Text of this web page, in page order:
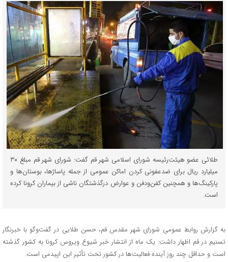
طلائی عضو هیئت‌رئیسه شورای اسلامی شهر قم گفت: شورای شهر قم مبلغ ۳۰
میلیارد ریال برای ضدعفونی کردن اماکن عمومی از جمله پاساژها، بوستان‌ها و
پارکینگ‌ها و همچنین کفن‌ودفن و عوارض درگذشتگان ناشی از بیماران کرونا کرده
است.
به گزارش روابط عمومی شورای شهر مقدس قم، حسن طلایی در گفت‌وگو با خبرنگار
تسنیم در قم اظهار داشت: یک ماه از انتشار خبر شیوع ویروس کرونا به کشور گذشته
است و حداقل چند روز آینده فعالیت‌ها در کشور تحت تأثیر این اپیدمی است.